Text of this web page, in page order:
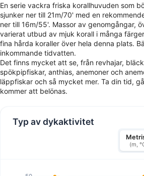
En serie vackra friska korallhuvuden som
sjunker ner till 21m/70' med en
ner till 16m/55'. Massor av genomgångar,
varierat utbud av mjuk korall i många
fina hårda koraller över hela denna plats.
inkommande tidvatten.
Det finns mycket att se, från revhajar,
spökpipfiskar, anthias, anemoner och
läppfiskar och så mycket mer. Ta din tid,
kommer att belönas.
Typ av dykaktivitet
(m,